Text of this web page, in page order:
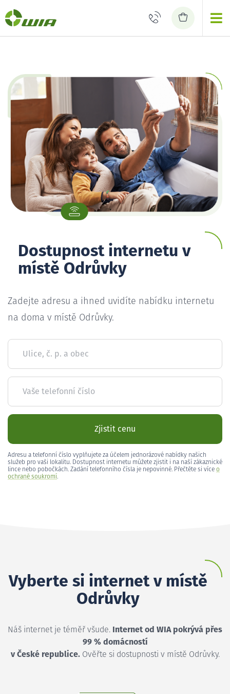
Dostupnost internetu v
místě Odrůvky
Zadejte adresu a ihned uvidíte nabídku internetu
na doma v místě Odrůvky.
Ulice, č. p. a obec
Vaše telefonní číslo
Zjistit cenu
Adresu a telefonní číslo vyplňujete za účelem jednorázové nabídky našich
služeb pro vaši lokalitu. Dostupnost internetu můžete zjistit i na naší zákaznické
lince nebo pobočkách. Zadání telefonního čísla je nepovinné. Přečtěte si více o
ochraně soukromí.
Vyberte si internet v místě
Odrůvky
Náš internet je téměř všude. Internet od WIA pokrývá přes
99 % domácností
v České republice.Ověřte si dostupnosti v místě Odrůvky.